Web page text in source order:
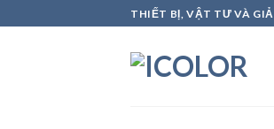
to
THIẾT BỊ, VẬT TƯ VÀ